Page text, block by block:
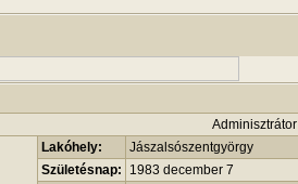
Adminisztrátor
Lakóhely:
Jászalsószentgyörgy
Születésnap:
1983 december 7